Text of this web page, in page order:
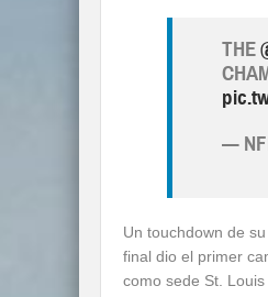
THE
—
Un touchdown de
final dio el primer
como sede St. Louis